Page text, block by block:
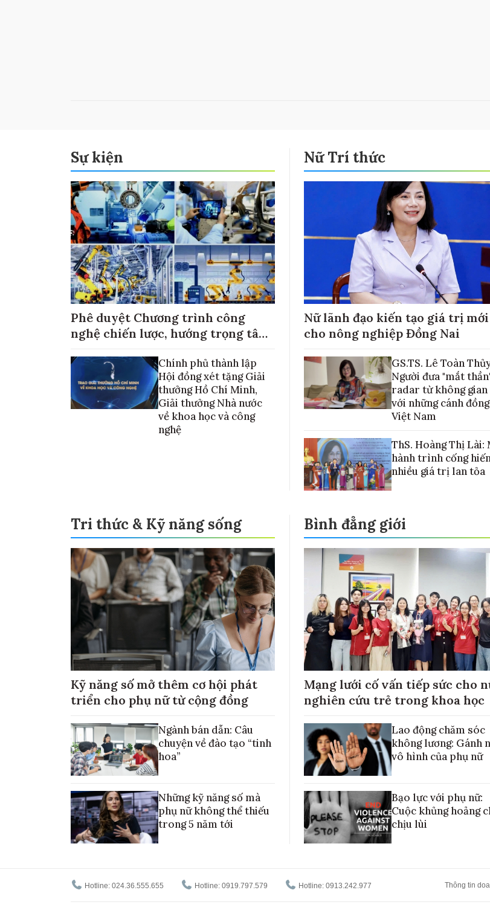
Sự kiện
Phê duyệt Chương trình công
nghệ chiến lược, hướng trọng tâm
Chính phủ thành lập
Hội đồng xét tặng Giải
thưởng Hồ Chí Minh,
Giải thưởng Nhà nước
về khoa học và công
nghệ
Nữ Trí thức
Nữ lãnh đạo kiến tạo giá trị mới
cho nông nghiệp Đồng Nai
GS.TS. Lê Toàn
Người đưa "mắt
radar từ không gian
với những cánh
Việt Nam
ThS. Hoàng Thị Lài:
hành trình cống
nhiều giá trị lan tỏa
Tri thức & Kỹ năng sống
Kỹ năng số mở thêm cơ hội phát
triển cho phụ nữ từ cộng đồng
Ngành bán dẫn: Câu
chuyện về đào tạo “tinh
hoa”
Những kỹ năng số mà
phụ nữ không thể thiếu
trong 5 năm tới
Bình đẳng giới
Mạng lưới cố vấn tiếp sức cho
nghiên cứu trẻ trong khoa học
Lao động chăm sóc
không lương: Gánh
vô hình của phụ nữ
Bạo lực với phụ nữ:
Cuộc khủng hoảng
chịu lùi
Hotline: 024.36.555.655 Hotline: 0919.797.579 Hotline: 0913.242.977 Thông tin